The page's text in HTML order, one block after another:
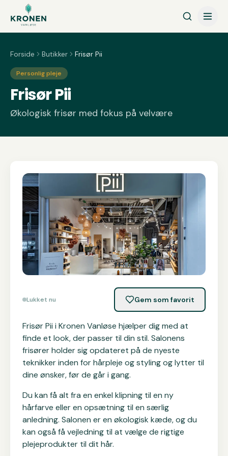
Spring til indhold
Forside Butikker Frisør Pii
Personlig pleje
Frisør Pii
Økologisk frisør med fokus på velvære
Lukket nu Gem som favorit
Frisør Pii i Kronen Vanløse hjælper dig med at
finde et look, der passer til din stil. Salonens
frisører holder sig opdateret på de nyeste
teknikker inden for hårpleje og styling og lytter til
dine ønsker, før de går i gang.
Du kan få alt fra en enkel klipning til en ny
hårfarve eller en opsætning til en særlig
anledning. Salonen er en økologisk kæde, og du
kan også få vejledning til at vælge de rigtige
plejeprodukter til dit hår.